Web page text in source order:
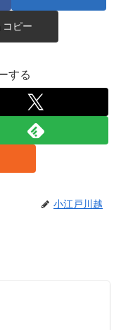
コピー
する
小江戸川越